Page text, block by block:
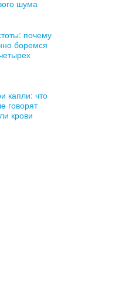
шума
почему
боремся
капли: что
говорят
крови